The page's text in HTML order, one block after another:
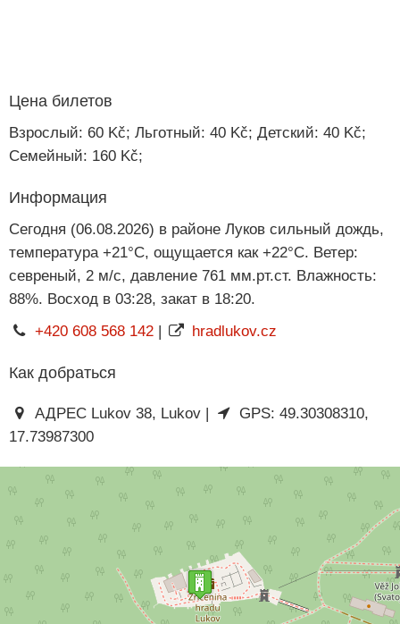
Цена билетов
Взрослый: 60 Kč; Льготный: 40 Kč; Детский: 40 Kč;
Семейный: 160 Kč;
Информация
Сегодня (06.08.2026) в районе Луков сильный дождь,
температура +21°C, ощущается как +22°C. Ветер:
севреный, 2 м/с, давление 761 мм.рт.ст. Влажность:
88%. Восход в 03:28, закат в 18:20.
+420 608 568 142| hradlukov.cz
Как добраться
АДРЕС Lukov 38, Lukov |
GPS: 49.30308310,
17.73987300